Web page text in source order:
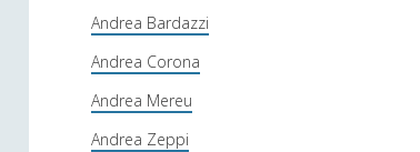
Andrea Bardazzi
Andrea Corona
Andrea Mereu
Andrea Zeppi